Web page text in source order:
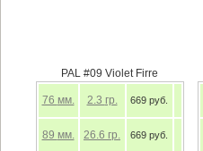
PAL #09 Violet Firre
76 мм. 2.3 гр. 669 руб.
89 мм. 26.6 гр. 669 руб.